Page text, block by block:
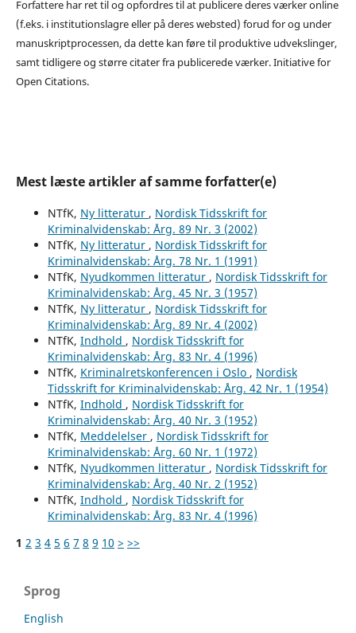
Forfattere har ret til og opfordres til at publicere deres værker online
(f.eks. i institutionslagre eller på deres websted) forud for og under
manuskriptprocessen, da dette kan føre til produktive udvekslinger,
samt tidligere og større citater fra publicerede værker. Initiative for
Open Citations.
Mest læste artikler af samme forfatter(e)
NTfK, Ny litteratur , Nordisk Tidsskrift for
Kriminalvidenskab: Årg. 89 Nr. 3 (2002)
NTfK, Ny litteratur , Nordisk Tidsskrift for
Kriminalvidenskab: Årg. 78 Nr. 1 (1991)
NTfK, Nyudkommen litteratur , Nordisk Tidsskrift for
Kriminalvidenskab: Årg. 45 Nr. 3 (1957)
NTfK, Ny litteratur , Nordisk Tidsskrift for
Kriminalvidenskab: Årg. 89 Nr. 4 (2002)
NTfK, Indhold , Nordisk Tidsskrift for
Kriminalvidenskab: Årg. 83 Nr. 4 (1996)
NTfK, Kriminalretskonferencen i Oslo , Nordisk
Tidsskrift for Kriminalvidenskab: Årg. 42 Nr. 1 (1954)
NTfK, Indhold , Nordisk Tidsskrift for
Kriminalvidenskab: Årg. 40 Nr. 3 (1952)
NTfK, Meddelelser , Nordisk Tidsskrift for
Kriminalvidenskab: Årg. 60 Nr. 1 (1972)
NTfK, Nyudkommen litteratur , Nordisk Tidsskrift for
Kriminalvidenskab: Årg. 40 Nr. 2 (1952)
NTfK, Indhold , Nordisk Tidsskrift for
Kriminalvidenskab: Årg. 83 Nr. 4 (1996)
1 2 3 4 5 6 7 8 9 10 > >>
Sprog
English